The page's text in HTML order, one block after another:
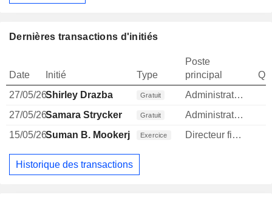
Dernières transactions d'initiés
Date Initié Type
Poste
principal
27/05/26Shirley Drazba Gratuit Administrateur
27/05/26Samara Strycker Gratuit Administrateur
15/05/26Suman B. Mookerji Exercice Directeur financier
Historique des transactions